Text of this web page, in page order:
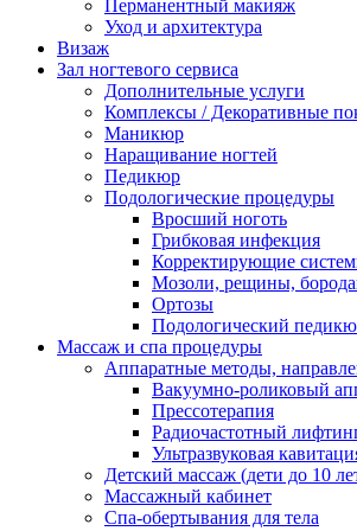
Перманентный макияж
Уход и архитектура
Визаж
Зал ногтевого сервиса
Дополнительные услуги
Комплексы / Декоративные
Маникюр
Наращивание ногтей
Педикюр
Подологические процедуры
Вросший ноготь
Грибковая инфекция
Корректирующие
Мозоли, рещины,
Ортозы
Подологический
Массаж и спа процедуры
Аппаратные методы,
Вакуумно-роликовый
Прессотерапия
Радиочастотный
Ультразвуковая
Детский массаж (дети до 10
Массажный кабинет
Спа-обертывания для тела